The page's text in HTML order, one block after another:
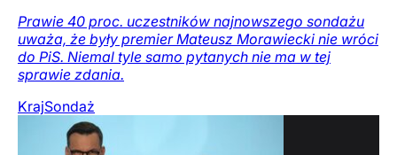
Prawie 40 proc. uczestników najnowszego sondażu
uważa, że były premier Mateusz Morawiecki nie wróci
do PiS. Niemal tyle samo pytanych nie ma w tej
sprawie zdania.
KrajSondaż